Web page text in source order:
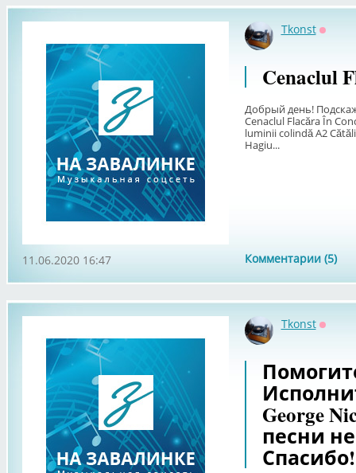
Tkonst
Cenaclul
Добрый день!
Cenaclul Flacăra În
luminii colindă A2
Hagiu...
Комментарии (5)
11.06.2020 16:47
Tkonst
George
песни
Спасибо!